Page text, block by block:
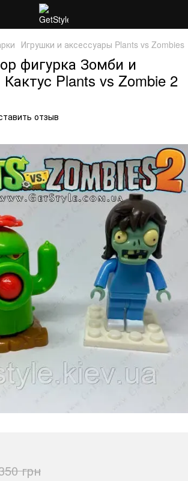
Игрушки и аксессуары Plants vs Zombies
фигурка Зомби и
Plants vs Zombie 2
отзыв
грн